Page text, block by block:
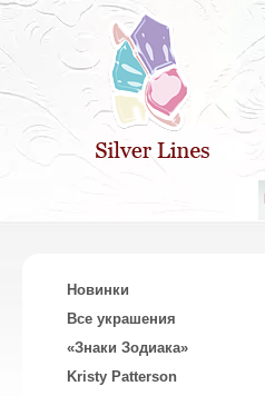
Новинки
Все украшения
«Знаки Зодиака»
Kristy Patterson